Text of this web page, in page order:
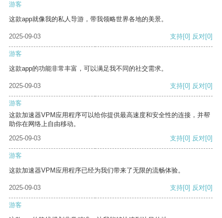
游客
这款app就像我的私人导游，带我领略世界各地的美景。
2025-09-03 支持[0] 反对[0]
游客
这款app的功能非常丰富，可以满足我不同的社交需求。
2025-09-03 支持[0] 反对[0]
游客
这款加速器VPM应用程序可以给你提供最高速度和安全性的连接，并帮
助你在网络上自由移动。
2025-09-03
支持[0] 反对[0]
游客
这款加速器VPM应用程序已经为我们带来了无限的流畅体验。
2025-09-03 支持[0] 反对[0]
游客